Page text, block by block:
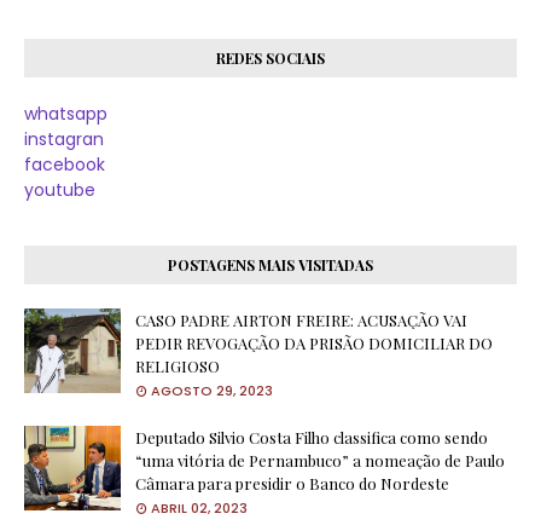
REDES SOCIAIS
whatsapp
instagran
facebook
youtube
POSTAGENS MAIS VISITADAS
CASO PADRE AIRTON FREIRE: ACUSAÇÃO VAI
PEDIR REVOGAÇÃO DA PRISÃO DOMICILIAR DO
RELIGIOSO
AGOSTO 29, 2023
Deputado Silvio Costa Filho classifica como sendo
“uma vitória de Pernambuco” a nomeação de Paulo
Câmara para presidir o Banco do Nordeste
ABRIL 02, 2023